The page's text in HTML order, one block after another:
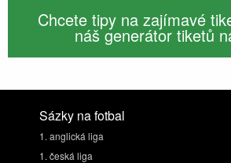
Chcete tipy na zajímavé
náš generátor tiketů
Sázky na fotbal
1. anglická liga
1. česká liga